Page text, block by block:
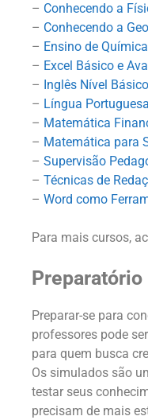
– Conhecendo a
– Conhecendo a
– Ensino de Química
– Excel Básico e
– Inglês Nível Básico
– Língua Portuguesa
– Matemática
– Matemática para
– Supervisão
– Técnicas de
– Word como
Para mais cursos,
Preparatório
Preparar-se para
professores pode
para quem busca
Os simulados são
testar seus
precisam de mais